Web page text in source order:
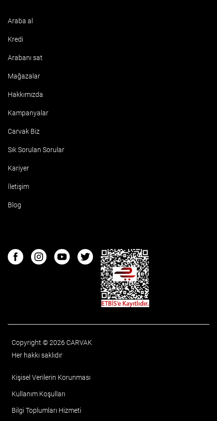
Araba al
Kredi
Arabanı sat
Mağazalar
Hakkımızda
Kampanyalar
Carvak Biz
Sık Sorulan Sorular
Kariyer
İletişim
Blog
FacebookInstagramYoutubeTwitter
ETBIS
Copyright © 2026 CARVAK
Her hakkı saklıdır
Kişisel Verilerin Korunması
Kullanım Koşulları
Bilgi Toplumları Hizmeti